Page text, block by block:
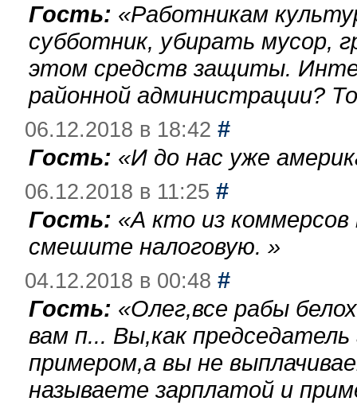
Гость: «Работникам
субботник, убирать мусор,
этом средств защиты.
районной администрации?
06.12.2018 в 18:42 #
Гость: «И до нас уже
06.12.2018 в 11:25 #
Гость: «А кто из
смешите налоговую. »
04.12.2018 в 00:48 #
Гость: «Олег,все рабы
вам п... Вы,как
примером,а вы не
называете зарплатой и